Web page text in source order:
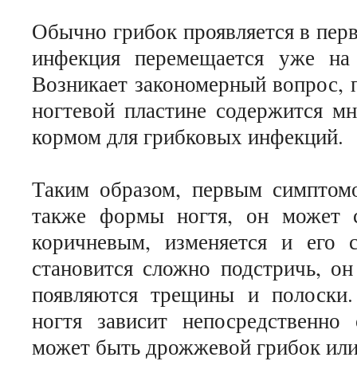
Обычно грибок проявляется в
инфекция перемещается уже
Возникает закономерный
ногтевой пластине содержится
кормом для грибковых инфекций.
Таким образом, первым
также формы ногтя, он может
коричневым, изменяется и его
становится сложно подстричь,
появляются трещины и
ногтя зависит
может быть дрожжевой грибок